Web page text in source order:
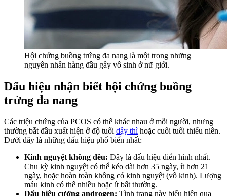
Hội chứng buồng trứng đa nang là một trong những
nguyên nhân hàng đầu gây vô sinh ở nữ giới.
Dấu hiệu nhận biết hội chứng buồng
trứng đa nang
Các triệu chứng của PCOS có thể khác nhau ở mỗi người, nhưng
thường bắt đầu xuất hiện ở độ tuổi dậy thì hoặc cuối tuổi thiếu niên.
Dưới đây là những dấu hiệu phổ biến nhất:
Kinh nguyệt không đều: Đây là dấu hiệu điển hình nhất.
Chu kỳ kinh nguyệt có thể kéo dài hơn 35 ngày, ít hơn 21
ngày, hoặc hoàn toàn không có kinh nguyệt (vô kinh). Lượng
máu kinh có thể nhiều hoặc ít bất thường.
Dấu hiệu cường androgen: Tình trạng này biểu hiện qua